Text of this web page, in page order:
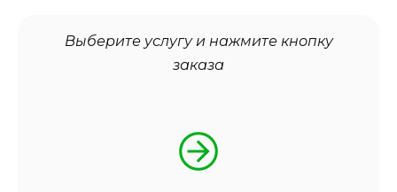
Выберите услугу и нажмите кнопку
заказа